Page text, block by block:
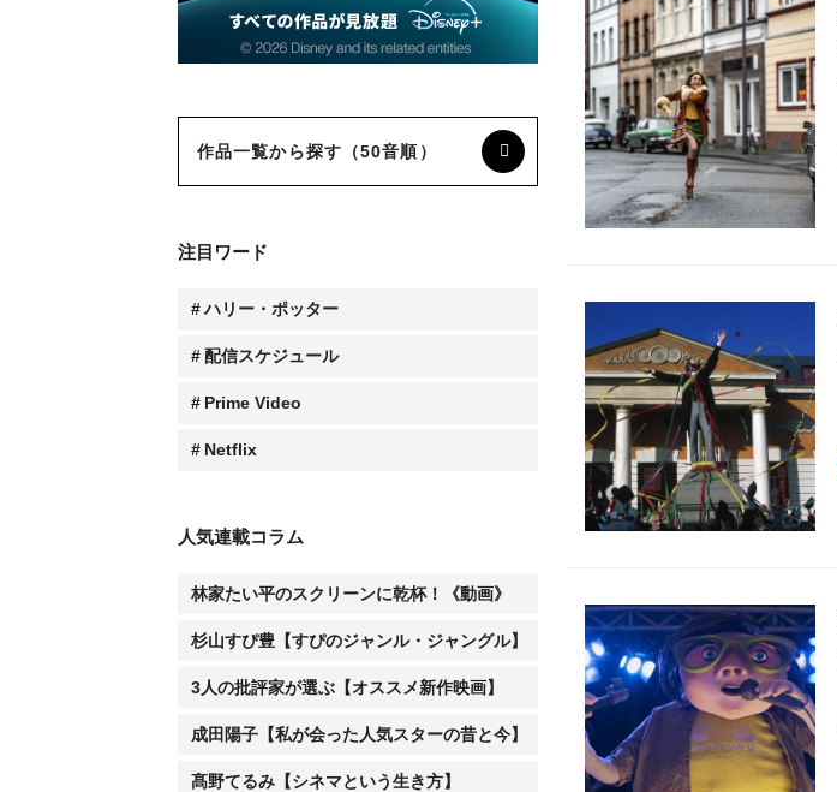
作品一覧から探す（50音順）
注目ワード
ハリー・ポッター
配信スケジュール
Prime Video
Netflix
人気連載コラム
林家たい平のスクリーンに乾杯！《動画》
杉山すぴ豊【すぴのジャンル・ジャングル】
3人の批評家が選ぶ【オススメ新作映画】
成田陽子【私が会った人気スターの昔と今】
髙野てるみ【シネマという生き方】